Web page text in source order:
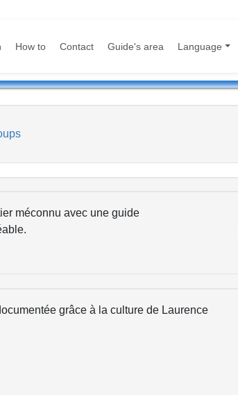
How to Contact Guide's area Language
méconnu avec une guide
grâce à la culture de Laurence